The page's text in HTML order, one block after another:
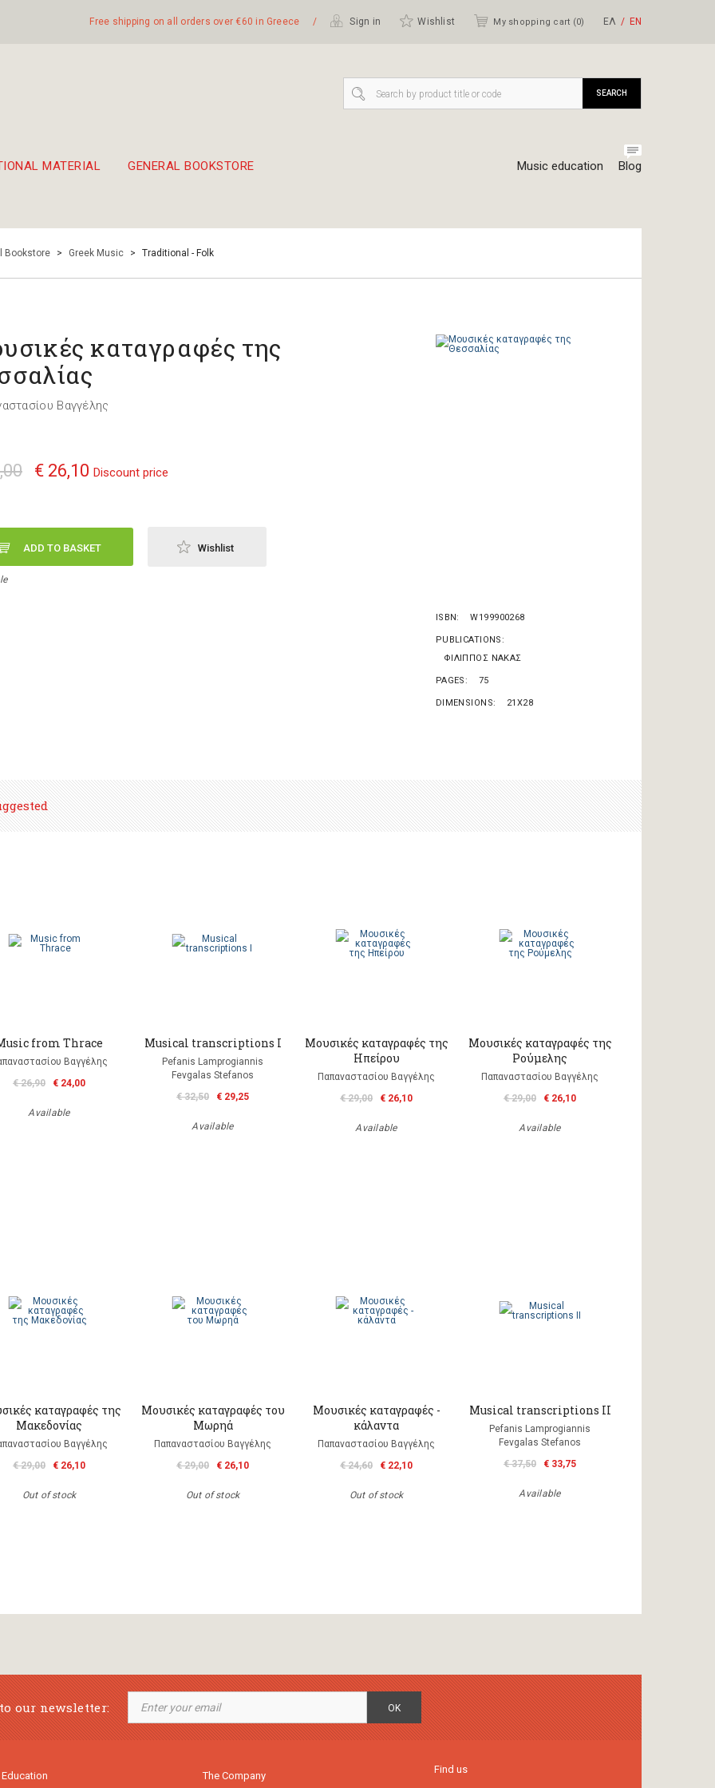
Free shipping on all orders over €60 in Greece / Sign in Wishlist My shopping cart (0) ΕΛ ΕΝ
MATERIAL GENERAL BOOKSTORE Music education Blog
SEARCH
Bookstore > Greek Music > Traditional - Folk
καταγραφές της
Βαγγέλης
€ 26,10 Discount price
ADD TO BASKET Wishlist
ISBN W199900268
PUBLICATIONS
ΦΙΛΙΠΠΟΣ ΝΑΚΑΣ
PAGES 75
DIMENSIONS 21X28
from Thrace
Βαγγέλης
€ 26,90
€ 24,00
Available
Musical transcriptions Ι
Pefanis Lamprogiannis
Fevgalas Stefanos
€ 32,50
€ 29,25
Available
Μουσικές καταγραφές της
Ηπείρου
Παπαναστασίου Βαγγέλης
€ 29,00
€ 26,10
Available
Μουσικές καταγραφές της
Ρούμελης
Παπαναστασίου Βαγγέλης
€ 29,00
€ 26,10
Available
καταγραφές της
Μακεδονίας
Βαγγέλης
€ 29,00
€ 26,10
Out of stock
Μουσικές καταγραφές του
Μωρηά
Παπαναστασίου Βαγγέλης
€ 29,00
€ 26,10
Out of stock
Μουσικές καταγραφές -
κάλαντα
Παπαναστασίου Βαγγέλης
€ 24,60
€ 22,10
Out of stock
Musical transcriptions II
Pefanis Lamprogiannis
Fevgalas Stefanos
€ 37,50
€ 33,75
Available
our newsletter: OK
The Company
Find us